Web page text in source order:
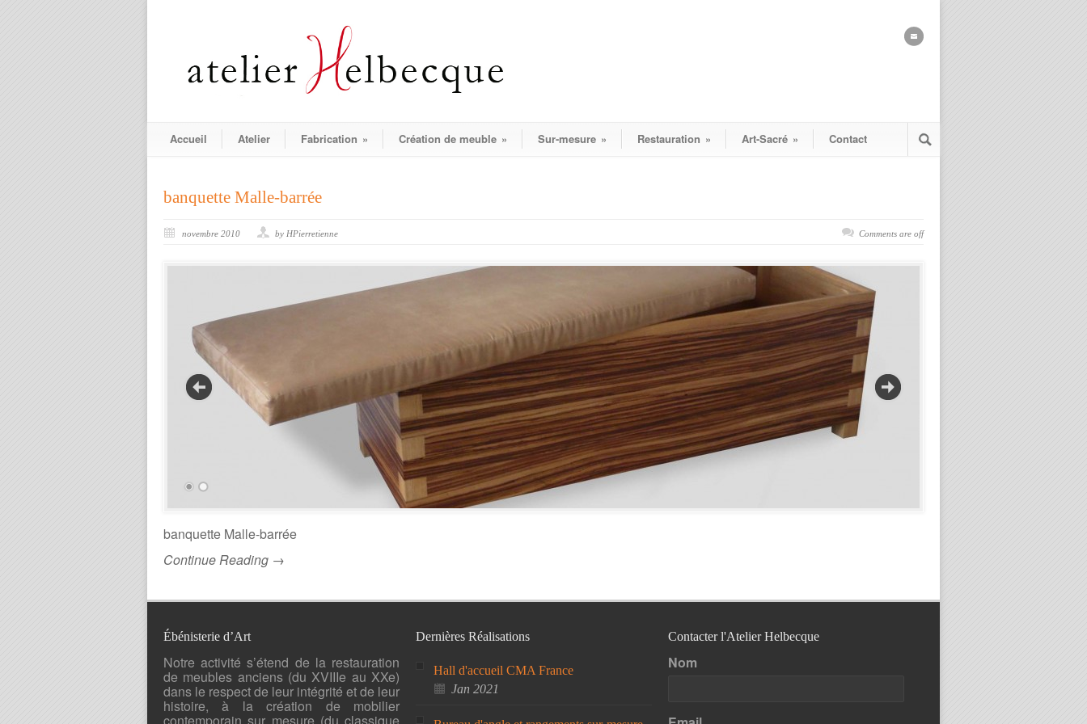
Accueil Atelier Fabrication » Création de meuble » Sur-mesure » Restauration » Art-Sacré » Contact
banquette Malle-barrée
novembre 2010 by HPierretienne Comments are off
banquette Malle-barrée
Continue Reading →
Ébénisterie d’Art
Notre activité s’étend de la restauration
de meubles anciens (du XVIIIe au XXe)
dans le respect de leur intégrité et de leur
histoire, à la création de mobilier
contemporain sur mesure (du classique
Dernières Réalisations
Hall d'accueil CMA France
Jan 2021
Contacter l'Atelier Helbecque
Nom